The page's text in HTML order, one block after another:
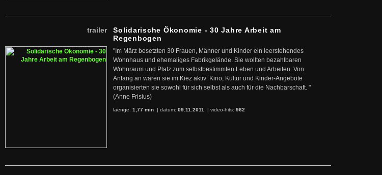
trailer
Solidarische Ökonomie - 30 Jahre Arbeit am
Regenbogen
"Im März besetzten 30 Frauen, Männer und Kinder ein leerstehendes
Wohnhaus und ehemaliges Fabrikgelände. Sie wollten bezahlbaren
Wohnraum und Platz zum selbstbestimmten Leben und Arbeiten. Von
Anfang an waren sie im Kiez aktiv: Kino, Kultur und Kinder-Angebote
organisierten sie sowohl für sich selbst als auch für die Nachbarschaft. "
(Anne Frisius)
laenge: 1,77 min | datum: 09.11.2011 | video-hits: 962